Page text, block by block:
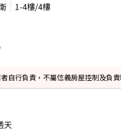
1-4樓/4樓
自行負責，不屬信義房屋控制及負責
天